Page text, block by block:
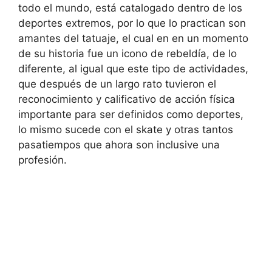
todo el mundo, está catalogado dentro de los
deportes extremos, por lo que lo practican son
amantes del tatuaje, el cual en en un momento
de su historia fue un icono de rebeldía, de lo
diferente, al igual que este tipo de actividades,
que después de un largo rato tuvieron el
reconocimiento y calificativo de acción física
importante para ser definidos como deportes,
lo mismo sucede con el skate y otras tantos
pasatiempos que ahora son inclusive una
profesión.